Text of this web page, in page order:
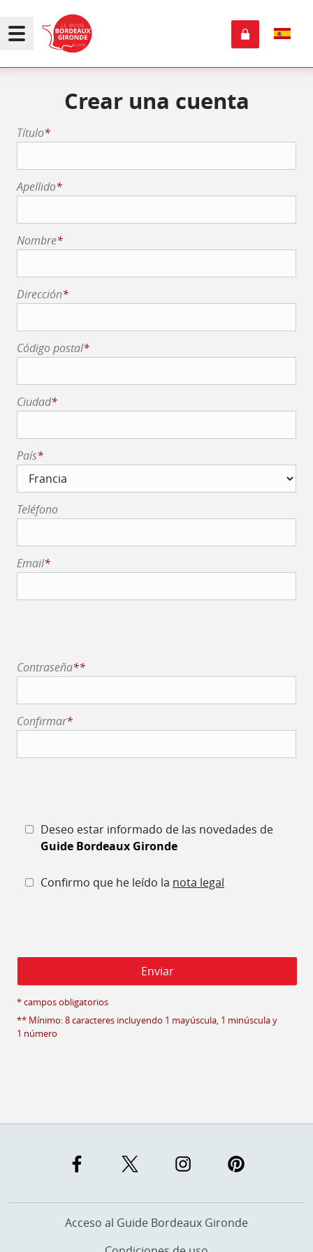
Crear una cuenta
Título*
Apellido*
Nombre*
Dirección*
Código postal*
Ciudad*
País*
Teléfono
Email*
Contraseña**
Confirmar*
Deseo estar informado de las novedades de
Guide Bordeaux Gironde
Confirmo que he leído la nota legal
* campos obligatorios
** Mínimo: 8 caracteres incluyendo 1 mayúscula, 1 minúscula y
1 número
Acceso al Guide Bordeaux Gironde